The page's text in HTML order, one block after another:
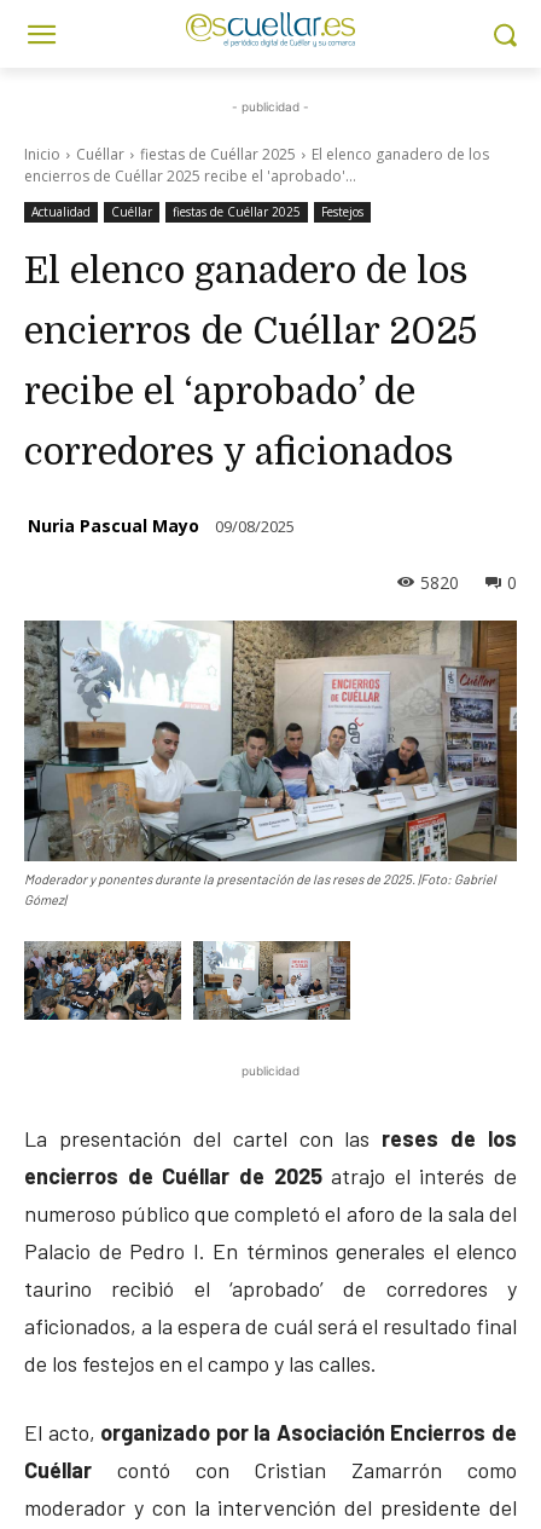
- publicidad -
Inicio Cuéllar fiestas de Cuéllar 2025
El elenco ganadero de los
encierros de Cuéllar 2025 recibe el 'aprobado'...
Actualidad Cuéllar fiestas de Cuéllar 2025 Festejos
El elenco ganadero de los
encierros de Cuéllar 2025
recibe el ‘aprobado’ de
corredores y aficionados
Nuria Pascual Mayo 09/08/2025
0
5820
Moderador y ponentes durante la presentación de las reses de 2025. |Foto: Gabriel
Gómez|
publicidad
La presentación del cartel con las reses de los
encierros de Cuéllar de 2025atrajo el interés de
numeroso público que completó el aforo de la sala del
Palacio de Pedro I. En términos generales el elenco
taurino recibió el ‘aprobado’ de corredores y
aficionados, a la espera de cuál será el resultado final
de los festejos en el campo y las calles.
El acto, organizado por la Asociación Encierros de
Cuéllar contó con Cristian Zamarrón como
moderador y con la intervención del presidente del